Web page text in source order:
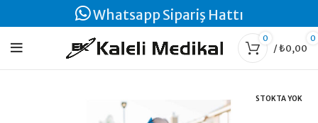
Whatsapp Sipariş Hattı
0 0
/₺0,00
STOKTA YOK